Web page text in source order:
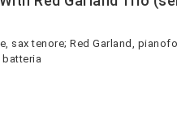
sax tenore; Red Garland,